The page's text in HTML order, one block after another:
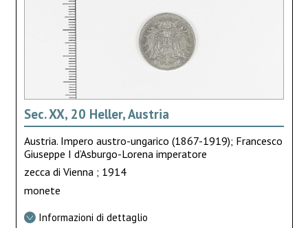
Sec. XX, 20 Heller, Austria
Austria. Impero austro-ungarico (1867-1919); Francesco
Giuseppe I d’Asburgo-Lorena imperatore
zecca di Vienna ; 1914
monete
Informazioni di dettaglio